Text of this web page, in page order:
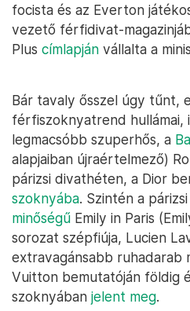
focista és az Everton
vezető férfidivat-
Plus címlapján vállalta a
Bár tavaly ősszel úgy tűnt,
férfiszoknyatrend
legmacsóbb szuperhős, a
alapjaiban újraértelmező)
párizsi divathéten, a Dior
szoknyába. Szintén a
minőségű Emily in Paris
sorozat szépfiúja, Lucien
extravagánsabb ruhadarab
Vuitton bemutatóján földig
szoknyában jelent meg.